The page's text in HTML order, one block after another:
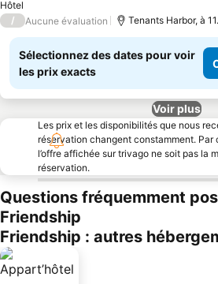
Hôtel
/ Aucune évaluation Tenants Harbor, à
Sélectionnez des dates pour voir
les prix exacts
Voir plus
Les prix et les disponibilités que nous
réservation changent constamment. Par
l’offre affichée sur trivago ne soit pas la
réservation.
Questions fréquemment
Friendship
Friendship : autres